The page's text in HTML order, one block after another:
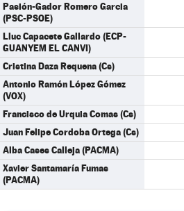
Pasión-Gador Romero Garcia
(PSC-PSOE)
Lluc Capacete Gallardo (ECP-
GUANYEM EL CANVI)
Cristina Daza Requena (Cs)
Antonio Ramón López Gómez
(VOX)
Francisco de Urquia Comas (Cs)
Juan Felipe Cordoba Ortega (Cs)
Alba Cases Calleja (PACMA)
Xavier Santamaría Fumas
(PACMA)